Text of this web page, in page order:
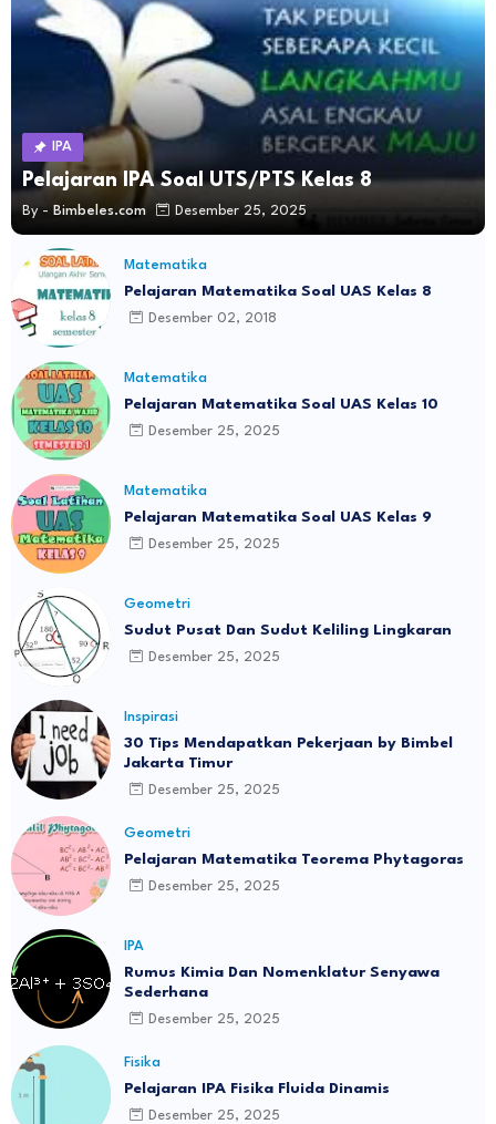
IPA
Pelajaran IPA Soal UTS/PTS Kelas 8
By - Bimbeles.com Desember 25, 2025
Matematika
Pelajaran Matematika Soal UAS Kelas 8
Desember 02, 2018
Matematika
Pelajaran Matematika Soal UAS Kelas 10
Desember 25, 2025
Matematika
Pelajaran Matematika Soal UAS Kelas 9
Desember 25, 2025
Geometri
Sudut Pusat Dan Sudut Keliling Lingkaran
Desember 25, 2025
Inspirasi
30 Tips Mendapatkan Pekerjaan by Bimbel
Jakarta Timur
Desember 25, 2025
Geometri
Pelajaran Matematika Teorema Phytagoras
Desember 25, 2025
IPA
Rumus Kimia Dan Nomenklatur Senyawa
Sederhana
Desember 25, 2025
Fisika
Pelajaran IPA Fisika Fluida Dinamis
Desember 25, 2025